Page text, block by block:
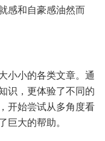
感和自豪感油然而
小小的各类文章。通
识，更体验了不同的
开始尝试从多角度看
巨大的帮助。